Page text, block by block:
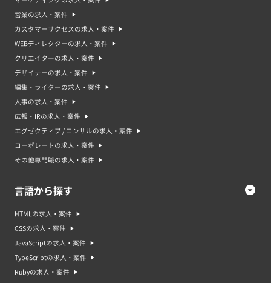
営業の求人・案件
カスタマーサクセスの求人・案件
WEBディレクターの求人・案件
クリエイターの求人・案件
デザイナーの求人・案件
編集・ライターの求人・案件
人事の求人・案件
広報・IRの求人・案件
エグゼクティブ / コンサルの求人・案件
コーポレートの求人・案件
その他専門職の求人・案件
言語から探す
HTMLの求人・案件
CSSの求人・案件
JavaScriptの求人・案件
TypeScriptの求人・案件
Rubyの求人・案件